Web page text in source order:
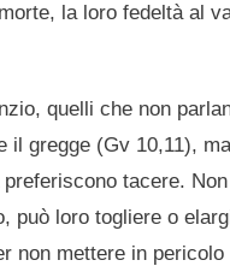
la loro fedeltà al
quelli che non
il gregge (Gv 10,11),
tacere.
può loro togliere o
non mettere in